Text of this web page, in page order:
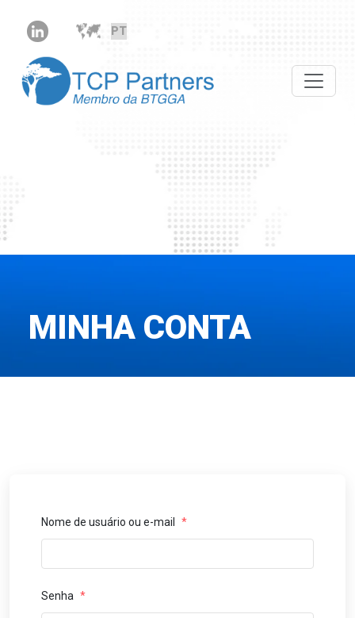
MINHA CONTA
Nome de usuário ou e-mail *
Senha *